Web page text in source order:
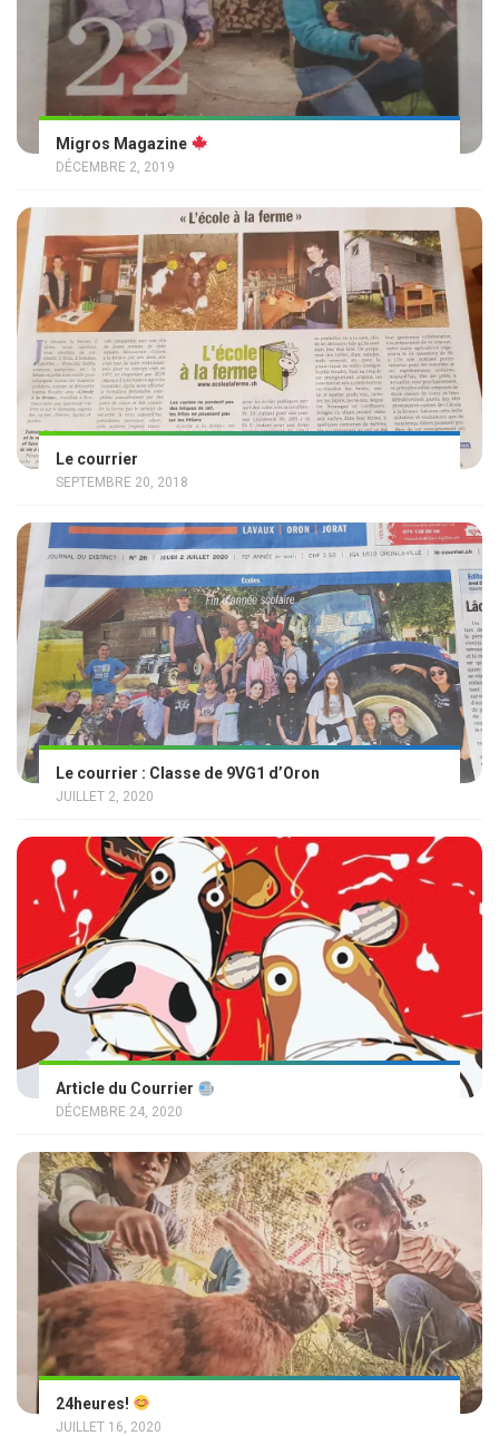
Migros Magazine
DÉCEMBRE 2, 2019
Le courrier
SEPTEMBRE 20, 2018
Le courrier : Classe de 9VG1 d’Oron
JUILLET 2, 2020
Article du Courrier
DÉCEMBRE 24, 2020
24heures!
JUILLET 16, 2020